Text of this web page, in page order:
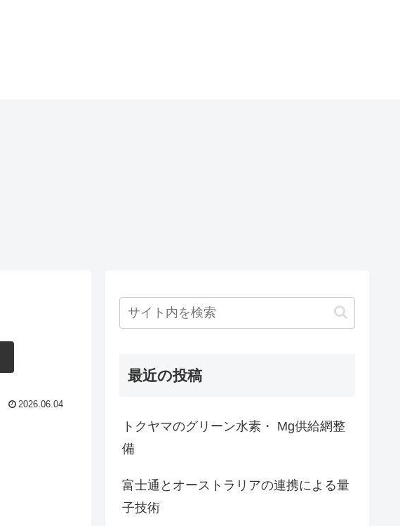
2026.06.04
最近の投稿
トクヤマのグリーン水素・ Mg供給網整
備
富士通とオーストラリアの連携による量
子技術